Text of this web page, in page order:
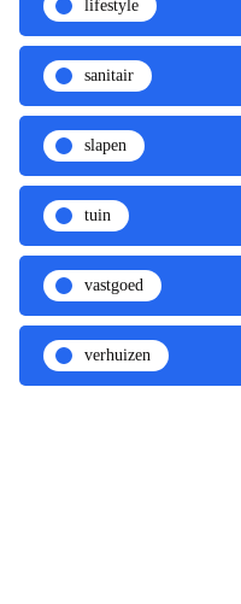
lifestyle
sanitair
slapen
tuin
vastgoed
verhuizen